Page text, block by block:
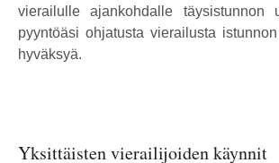
vierailulle ajankohdalle täysistunnon
pyyntöäsi ohjatusta vierailusta
hyväksyä.
Yksittäisten vierailijoiden käynnit